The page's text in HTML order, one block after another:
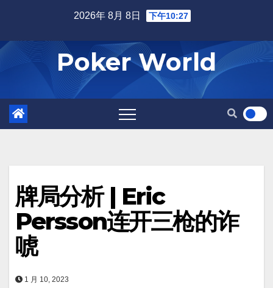
content
2026年 8月 8日 下午10:27
Poker World
牌局分析 | Eric
Persson连开三枪的诈
唬
1 月 10, 2023